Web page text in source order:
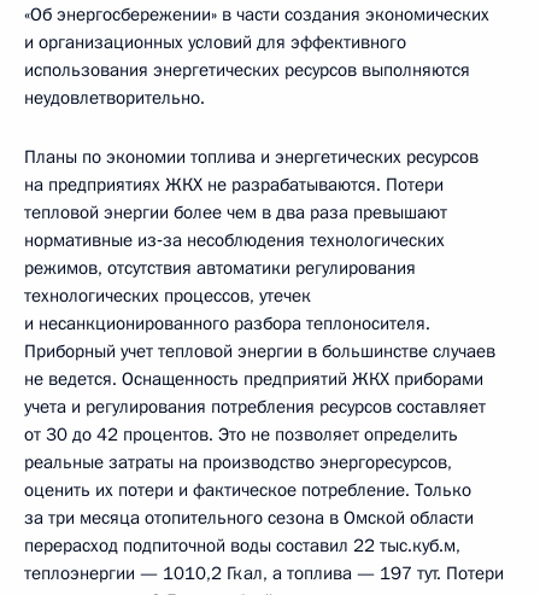
«Об энергосбережении» в части создания экономических
и организационных условий для эффективного
использования энергетических ресурсов выполняются
неудовлетворительно.
Планы по экономии топлива и энергетических ресурсов
на предприятиях ЖКХ не разрабатываются. Потери
тепловой энергии более чем в два раза превышают
нормативные из‑за несоблюдения технологических
режимов, отсутствия автоматики регулирования
технологических процессов, утечек
и несанкционированного разбора теплоносителя.
Приборный учет тепловой энергии в большинстве случаев
не ведется. Оснащенность предприятий ЖКХ приборами
учета и регулирования потребления ресурсов составляет
от 30 до 42 процентов. Это не позволяет определить
реальные затраты на производство энергоресурсов,
оценить их потери и фактическое потребление. Только
за три месяца отопительного сезона в Омской области
перерасход подпиточной воды составил 22 тыс.куб.м,
теплоэнергии — 1010,2 Гкал, а топлива — 197 тут. Потери